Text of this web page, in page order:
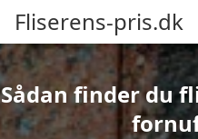
Fliserens-pris.dk
Sådan finder du